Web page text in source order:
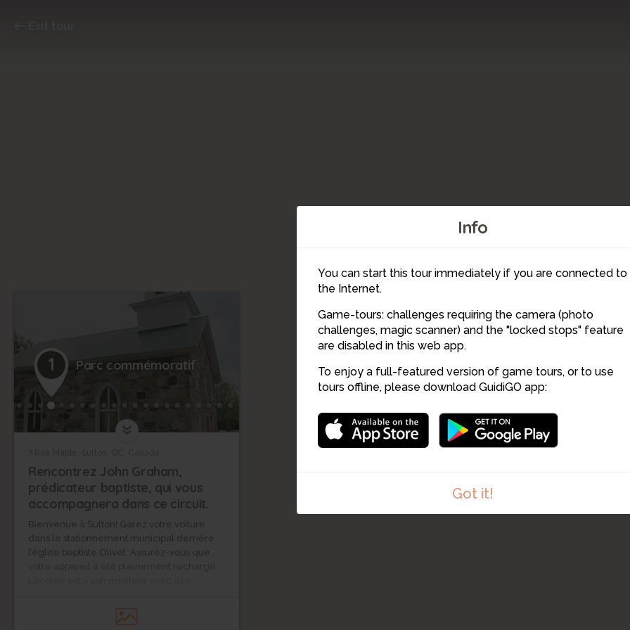
Info
You can start this tour immediately if you are connected to
the Internet.
Game-tours: challenges requiring the camera (photo
challenges, magic scanner) and the "locked stops" feature
are disabled in this web app.
To enjoy a full-featured version of game tours, or to use
tours offline, please download GuidiGO app:
Got it!
2
1
1 Parc commémoratif
Rencontrez John Graham,
prédicateur baptiste, qui vous
accompagnera dans ce circuit.
Bienvenue à Sutton! Garez votre voiture
dans le stationnement municipal derrière
l’église baptiste Olivet. Assurez-vous que
à tout moment pendant le parcours.